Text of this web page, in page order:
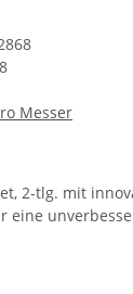
Messer
2-tlg. mit
eine